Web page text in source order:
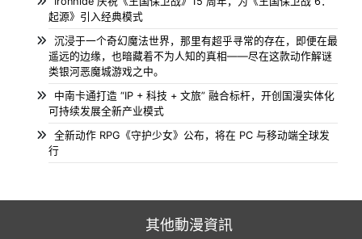
起源》引入经典模式
沉浸于一个奇幻魔法世界，那里有超乎寻常的存在，即便在最
遥远的边缘，也暗藏着不为人知的真相——尽在这款动作解谜
类银河恶魔城游戏之中。
中南卡通打造 “IP + 科技 + 文旅” 融合标杆，开创国漫实体化
可持续发展全新产业模式
全新动作 RPG《守护少女》公布，将在 PC 与移动端全球发
行
其他動漫資訊